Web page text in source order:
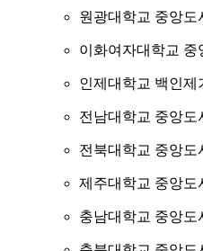
원광대학교 중앙도
이화여자대학교 중
인제대학교 백인제
전남대학교 중앙도
전북대학교 중앙도
제주대학교 중앙도
충남대학교 중앙도